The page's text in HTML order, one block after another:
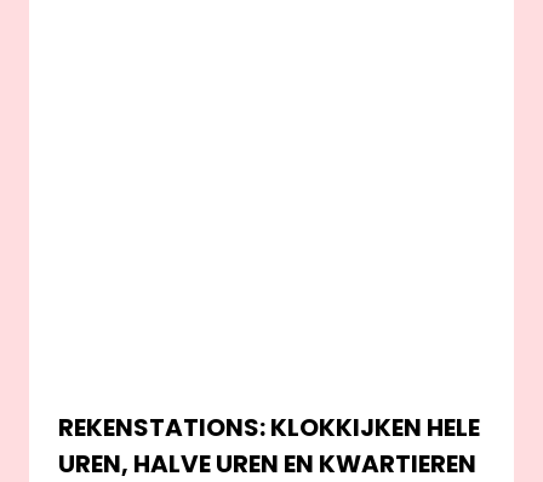
REKENSTATIONS: KLOKKIJKEN HELE
UREN, HALVE UREN EN KWARTIEREN